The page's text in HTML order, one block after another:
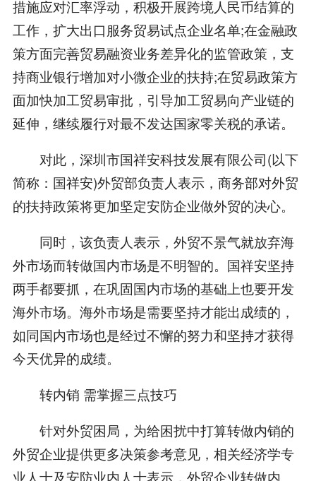
措施应对汇率浮动，积极开展跨境人民币结算的
工作，扩大出口服务贸易试点企业名单;在金融政
策方面完善贸易融资业务差异化的监管政策，支
持商业银行增加对小微企业的扶持;在贸易政策方
面加快加工贸易审批，引导加工贸易向产业链的
延伸，继续履行对最不发达国家零关税的承诺。
对此，深圳市国祥安科技发展有限公司(以下
简称：国祥安)外贸部负责人表示，商务部对外贸
的扶持政策将更加坚定安防企业做外贸的决心。
同时，该负责人表示，外贸不景气就放弃海
外市场而转做国内市场是不明智的。国祥安坚持
两手都要抓，在巩固国内市场的基础上也要开发
海外市场。海外市场是需要坚持才能出成绩的，
如同国内市场也是经过不懈的努力和坚持才获得
今天优异的成绩。
转内销 需掌握三点技巧
针对外贸困局，为给困扰中打算转做内销的
外贸企业提供更多决策参考意见，相关经济学专
业人士及安防业内人士表示，外贸企业转做内